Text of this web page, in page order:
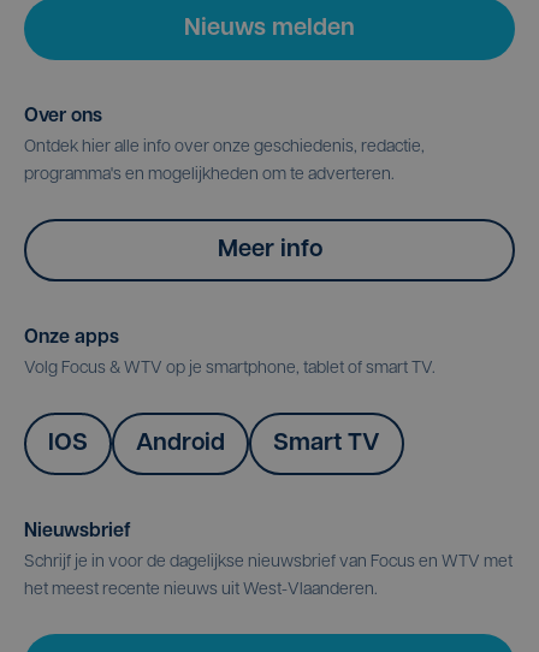
Nieuws melden
Over ons
Ontdek hier alle info over onze geschiedenis, redactie,
programma's en mogelijkheden om te adverteren.
Meer info
Onze apps
Volg Focus & WTV op je smartphone, tablet of smart TV.
IOS Android Smart TV
Nieuwsbrief
Schrijf je in voor de dagelijkse nieuwsbrief van Focus en WTV met
het meest recente nieuws uit West-Vlaanderen.